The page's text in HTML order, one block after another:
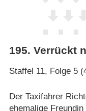
195. Verrückt
Staffel 11, Folge 5
Der Taxifahrer
ehemalige